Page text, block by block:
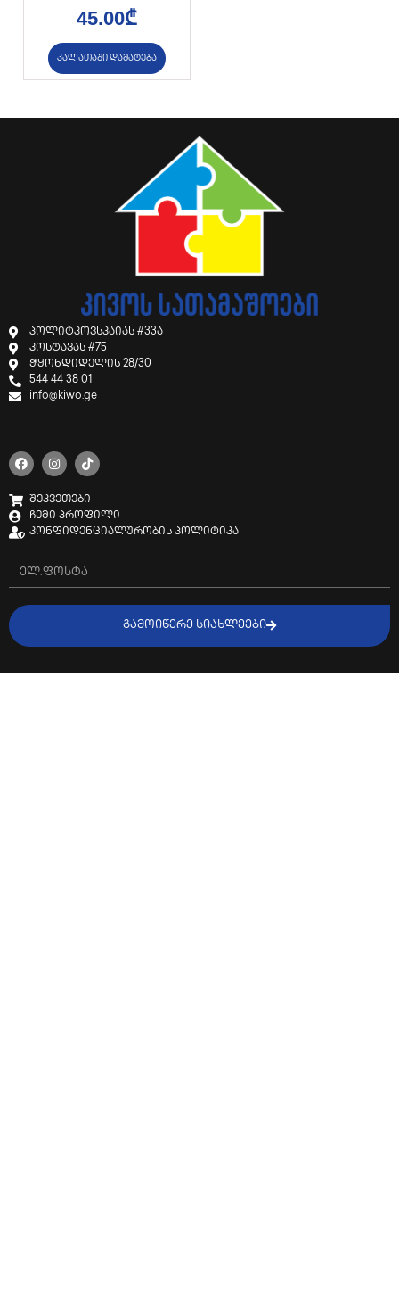
45.00₾
კალათაში დამატება
პოლიტკოვსკაიას #33ა
კოსტავას #75
ჭყონდიდელის 28/30
544 44 38 01
info@kiwo.ge
შეკვეთები
ჩემი პროფილი
კონფიდენციალურობის პოლიტიკა
ᲒᲐᲛᲝᲘᲬᲔᲠᲔ ᲡᲘᲐᲮᲚᲔᲔᲑᲘ